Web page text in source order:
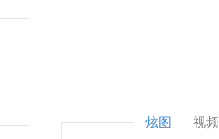
炫图 视频